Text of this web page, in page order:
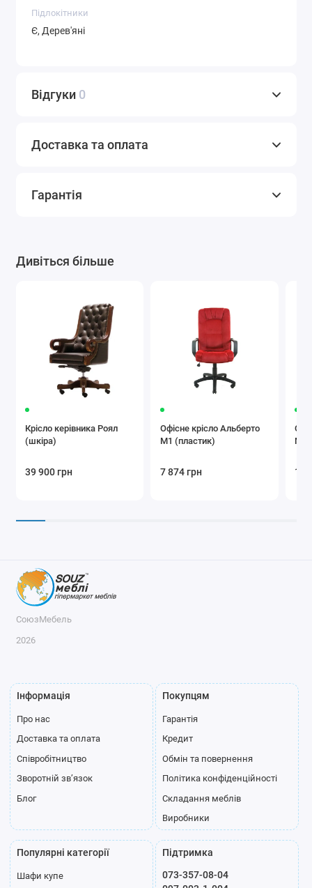
Підлокітники
Є, Дерев'яні
Відгуки 0
Доставка та оплата
Гарантія
Дивіться більше
Крісло керівника Роял
(шкіра)
39 900 грн
Офісне крісло Альберто
М1 (пластик)
7 874 грн
М1
10
СоюзМебель
2026
Інформація
Про нас
Доставка та оплата
Співробітництво
Зворотній зв’язок
Блог
Покупцям
Гарантія
Кредит
Обмін та повернення
Політика конфіденційності
Складання меблів
Виробники
Популярні категорії
Шафи купе
Підтримка
073-357-08-04